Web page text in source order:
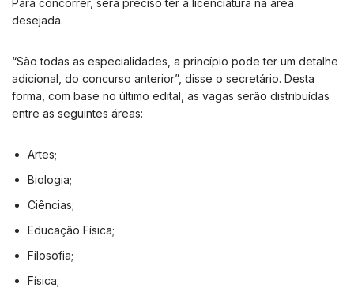
desejada.
“São todas as especialidades, a princípio pode ter um detalhe
adicional, do concurso anterior”, disse o secretário. Desta
forma, com base no último edital, as vagas serão distribuídas
entre as seguintes áreas:
Artes;
Biologia;
Ciências;
Educação Física;
Filosofia;
Física;